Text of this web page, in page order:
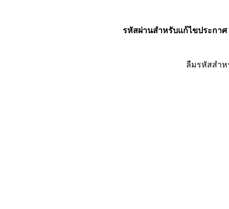
รหัสผ่านสำหรับแก้ไขประกาศ
ลืมรหัสสำ